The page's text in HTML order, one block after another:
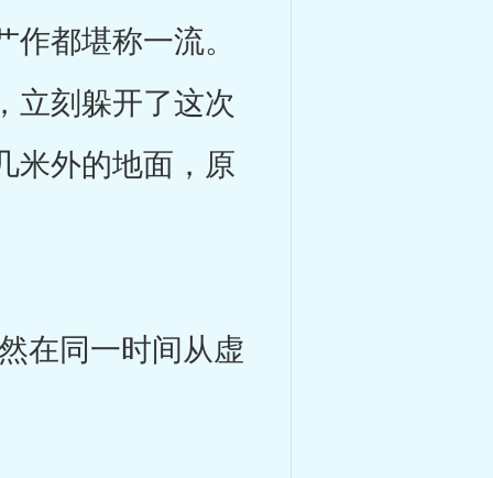
都堪称一流。
立刻躲开了这次
米外的地面，原
同一时间从虚